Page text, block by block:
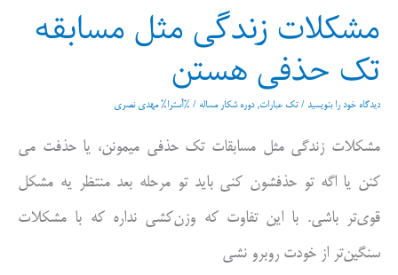
مشکلات زندگی مثل مسابقه
تک حذفی هستن
دیدگاه‌ خود را بنویسید / تک عبارات,دوره شکار مساله / %آسترا% مهدی نصری
‏مشکلات زندگی مثل مسابقات تک حذفی میمونن، یا حذفت می
کنن یا اگه تو حذفشون کنی باید تو مرحله بعد منتظر یه مشکل
قوی‌تر باشی. با این تفاوت که وزن‌کشی نداره که با مشکلات
سنگین‌تر از خودت روبرو نشی